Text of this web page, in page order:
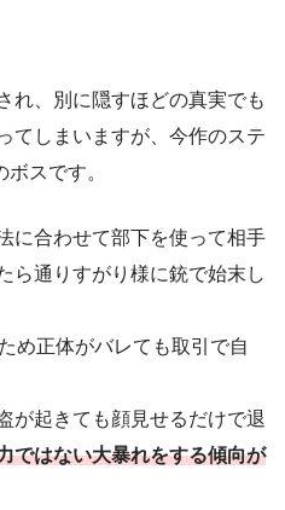
、別に隠すほどの真実でも
てしまいますが、今作のステ
スです。
に合わせて部下を使って相手
ら通りすがり様に銃で始末し
め正体がバレても取引で自
起きても顔見せるだけで退
ではない大暴れをする傾向が